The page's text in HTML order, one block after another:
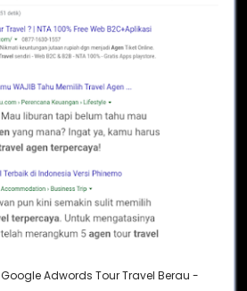
Adwords Tour Travel Berau -